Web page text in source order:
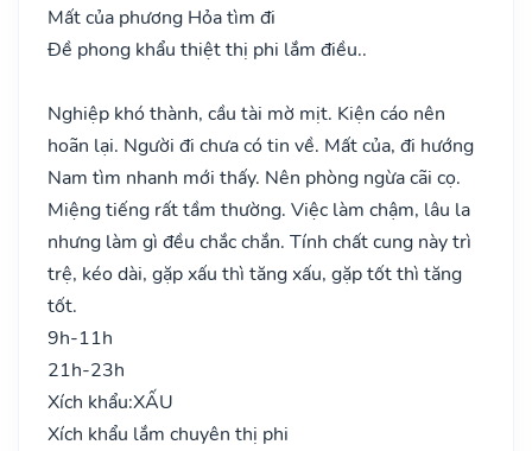
Mất của phương Hỏa tìm đi
Đề phong khẩu thiệt thị phi lắm điều..
Nghiệp khó thành, cầu tài mờ mịt. Kiện cáo nên
hoãn lại. Người đi chưa có tin về. Mất của, đi hướng
Nam tìm nhanh mới thấy. Nên phòng ngừa cãi cọ.
Miệng tiếng rất tầm thường. Việc làm chậm, lâu la
nhưng làm gì đều chắc chắn. Tính chất cung này trì
trệ, kéo dài, gặp xấu thì tăng xấu, gặp tốt thì tăng
tốt.
9h-11h
21h-23h
Xích khẩu:XẤU
Xích khẩu lắm chuyên thị phi